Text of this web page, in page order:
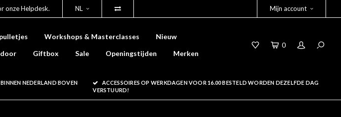
onze Helpdesk. NL Mijn account
Workshops & Masterclasses
Nieuw
Giftbox Sale Openingstijden Merken
0
NEDERLAND BOVEN
ACCESSOIRES OP WERKDAGEN VOOR 16.00 BESTELD WORDEN DEZELFDE DAG
VERSTUURD!